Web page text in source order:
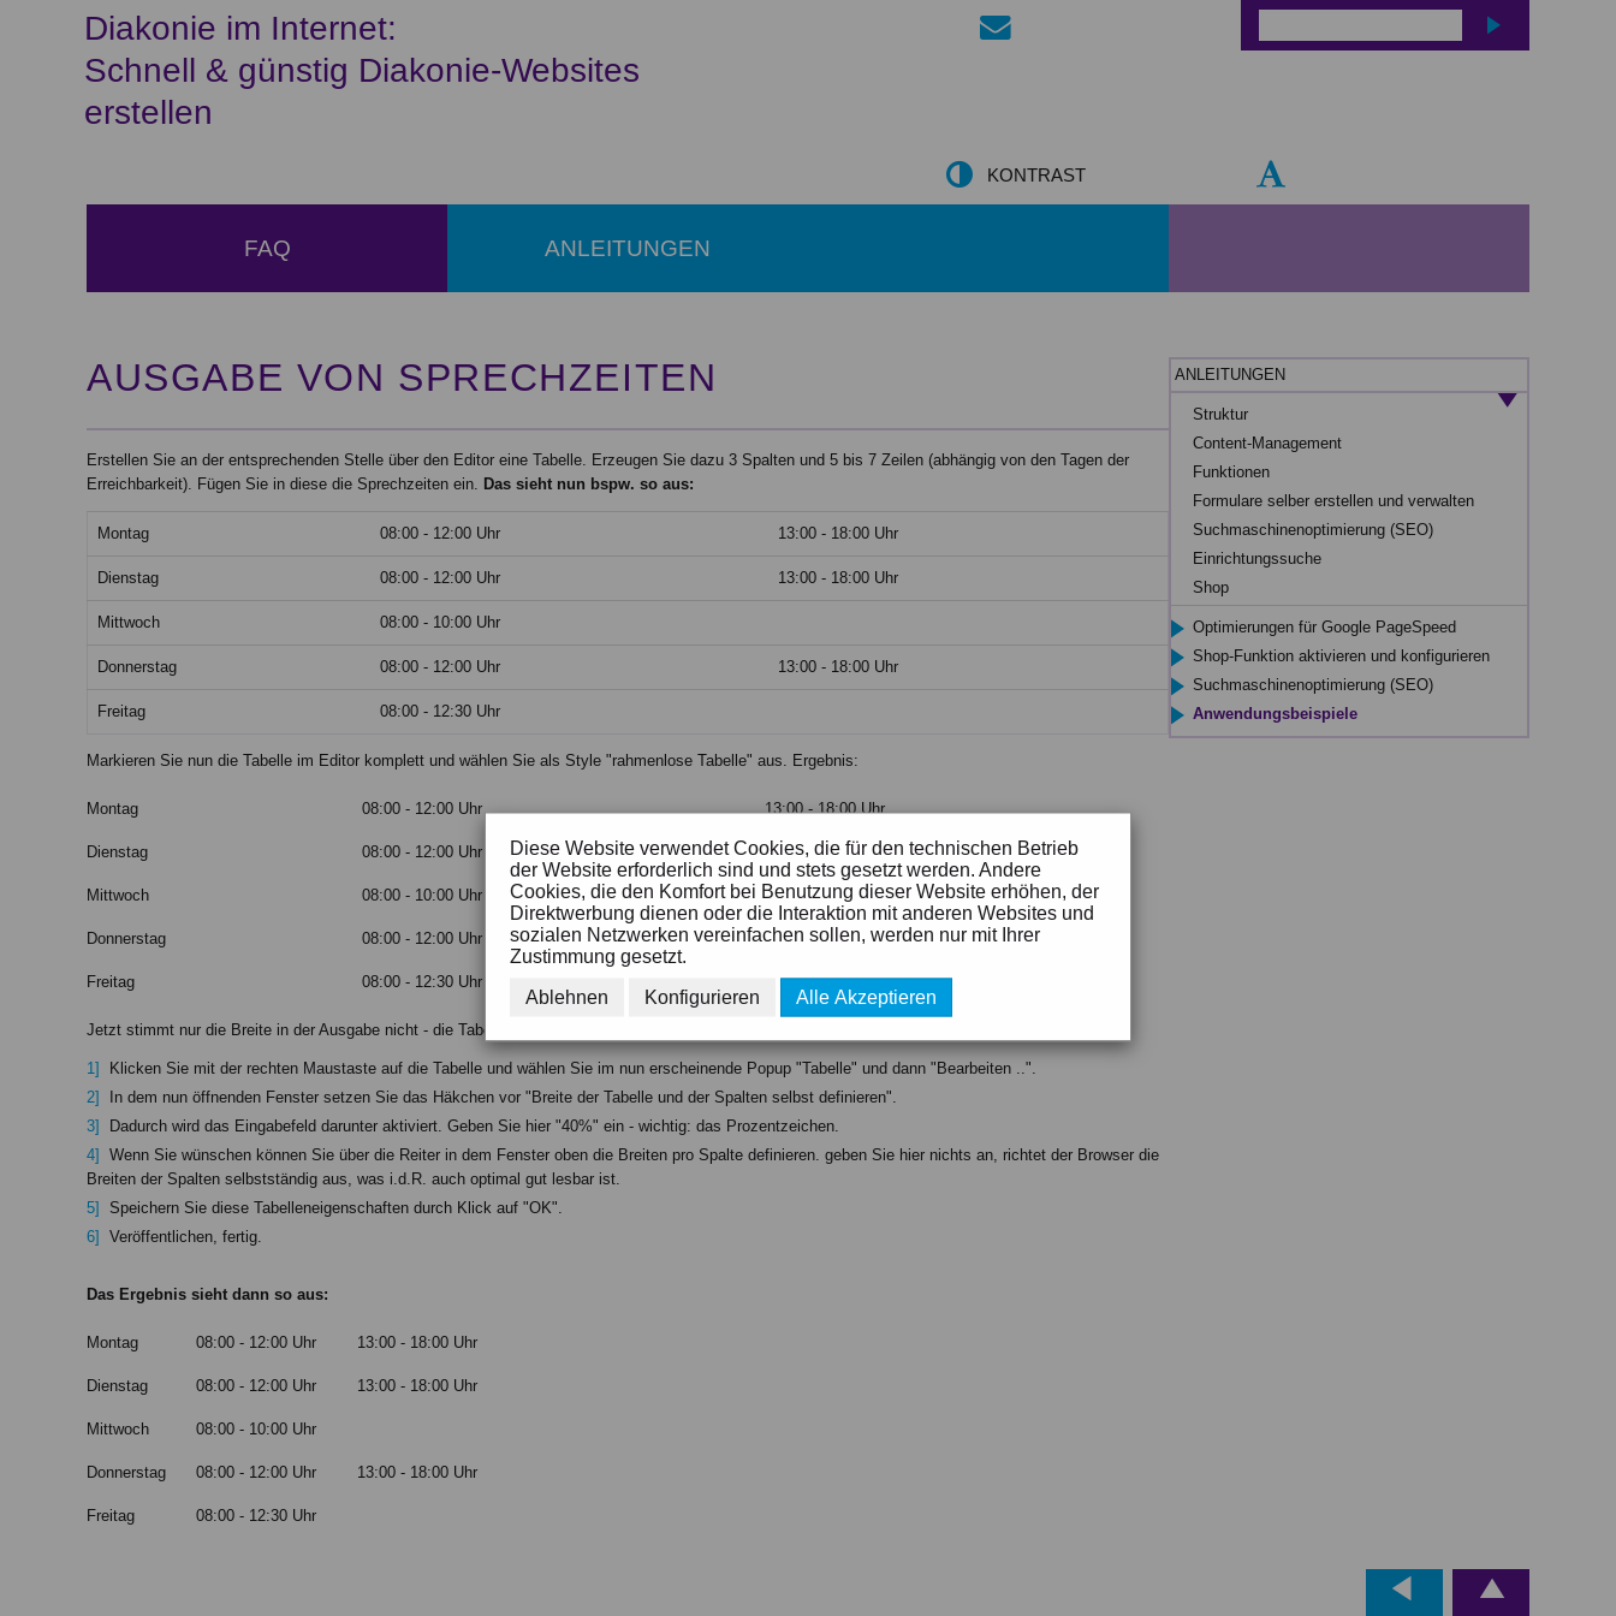
Diakonie im Internet:
Schnell & günstig Diakonie-Websites
erstellen
KONTRAST
FAQ ANLEITUNGEN
AUSGABE VON SPRECHZEITEN
Erstellen Sie an der entsprechenden Stelle über den Editor eine Tabelle. Erzeugen Sie dazu 3 Spalten und 5 bis 7 Zeilen (abhängig von den Tagen der
Erreichbarkeit). Fügen Sie in diese die Sprechzeiten ein. Das sieht nun bspw. so aus:
Montag 08:00 - 12:00 Uhr 13:00 - 18:00 Uhr
Dienstag 08:00 - 12:00 Uhr 13:00 - 18:00 Uhr
Mittwoch 08:00 - 10:00 Uhr
Donnerstag 08:00 - 12:00 Uhr 13:00 - 18:00 Uhr
Freitag 08:00 - 12:30 Uhr
Markieren Sie nun die Tabelle im Editor komplett und wählen Sie als Style "rahmenlose Tabelle" aus. Ergebnis:
Montag 08:00 - 12:00 Uhr 13:00 - 18:00 Uhr
Dienstag 08:00 - 12:00 Uhr 13:00 - 18:00 Uhr
Mittwoch 08:00 - 10:00 Uhr
Donnerstag 08:00 - 12:00 Uhr 13:00 - 18:00 Uhr
Freitag 08:00 - 12:30 Uhr
Jetzt stimmt nur die Breite in der Ausgabe nicht - die Tabelle ist viel zu breit.
Klicken Sie mit der rechten Maustaste auf die Tabelle und wählen Sie im nun erscheinende Popup "Tabelle" und dann "Bearbeiten ..".
In dem nun öffnenden Fenster setzen Sie das Häkchen vor "Breite der Tabelle und der Spalten selbst definieren".
Dadurch wird das Eingabefeld darunter aktiviert. Geben Sie hier "40%" ein - wichtig: das Prozentzeichen.
Wenn Sie wünschen können Sie über die Reiter in dem Fenster oben die Breiten pro Spalte definieren. geben Sie hier nichts an, richtet der Browser die
Breiten der Spalten selbstständig aus, was i.d.R. auch optimal gut lesbar ist.
Speichern Sie diese Tabelleneigenschaften durch Klick auf "OK".
Veröffentlichen, fertig.
Das Ergebnis sieht dann so aus:
Montag 08:00 - 12:00 Uhr 13:00 - 18:00 Uhr
Dienstag 08:00 - 12:00 Uhr 13:00 - 18:00 Uhr
Mittwoch 08:00 - 10:00 Uhr
Donnerstag 08:00 - 12:00 Uhr 13:00 - 18:00 Uhr
Freitag 08:00 - 12:30 Uhr
ANLEITUNGEN
Struktur
Content-Management
Funktionen
Formulare selber erstellen und verwalten
Suchmaschinenoptimierung (SEO)
Einrichtungssuche
Shop
Optimierungen für Google PageSpeed
Shop-Funktion aktivieren und konfigurieren
Suchmaschinenoptimierung (SEO)
Anwendungsbeispiele
Diese Website verwendet Cookies, die für den technischen Betrieb
der Website erforderlich sind und stets gesetzt werden. Andere
Cookies, die den Komfort bei Benutzung dieser Website erhöhen, der
Direktwerbung dienen oder die Interaktion mit anderen Websites und
sozialen Netzwerken vereinfachen sollen, werden nur mit Ihrer
Zustimmung gesetzt.
Ablehnen
Konfigurieren Alle Akzeptieren